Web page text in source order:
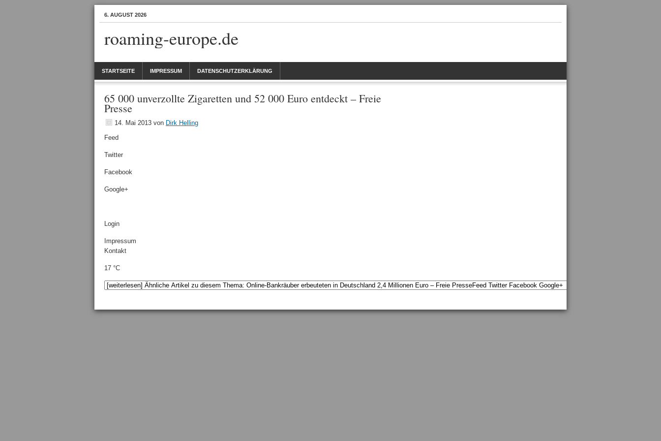
6. AUGUST 2026
roaming-europe.de
STARTSEITE IMPRESSUM DATENSCHUTZERKLÄRUNG
65 000 unverzollte Zigaretten und 52 000 Euro entdeckt – Freie
Presse
14. Mai 2013 von Dirk Helling
Feed
Twitter
Facebook
Google+
Login
Impressum
Kontakt
17 °C